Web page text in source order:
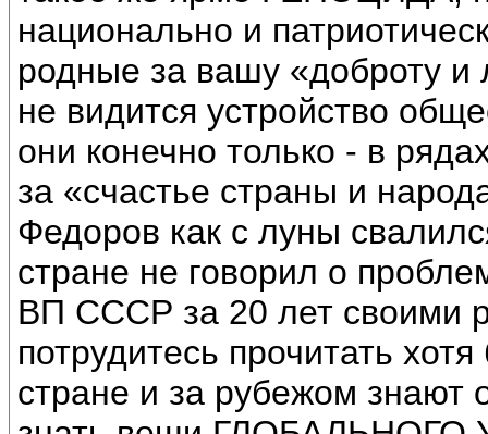
национально и
родные за вашу «доброту и
не видится устройство
они конечно только - в
за «счастье страны и
Федоров как с луны
стране не говорил о
ВП СССР за 20 лет своими
потрудитесь прочитать
стране и за рубежом знают